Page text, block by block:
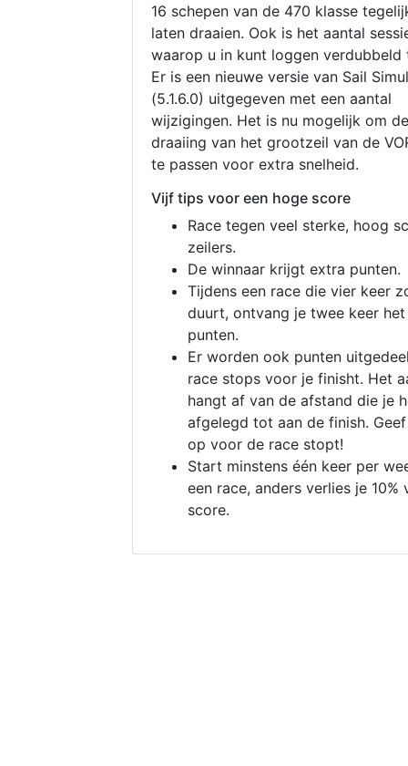
16 schepen van de 470 klasse
laten draaien. Ook is het aantal
waarop u in kunt loggen verdubbeld
Er is een nieuwe versie van Sail
(5.1.6.0) uitgegeven met een aantal
wijzigingen. Het is nu mogelijk om de
draaiing van het grootzeil van de
te passen voor extra snelheid.
Vijf tips voor een hoge score
Race tegen veel sterke, hoog
zeilers.
De winnaar krijgt extra punten.
Tijdens een race die vier keer
duurt, ontvang je twee keer
punten.
Er worden ook punten
race stops voor je finisht. Het
hangt af van de afstand die je
afgelegd tot aan de finish.
op voor de race stopt!
Start minstens één keer per
een race, anders verlies je 10%
score.